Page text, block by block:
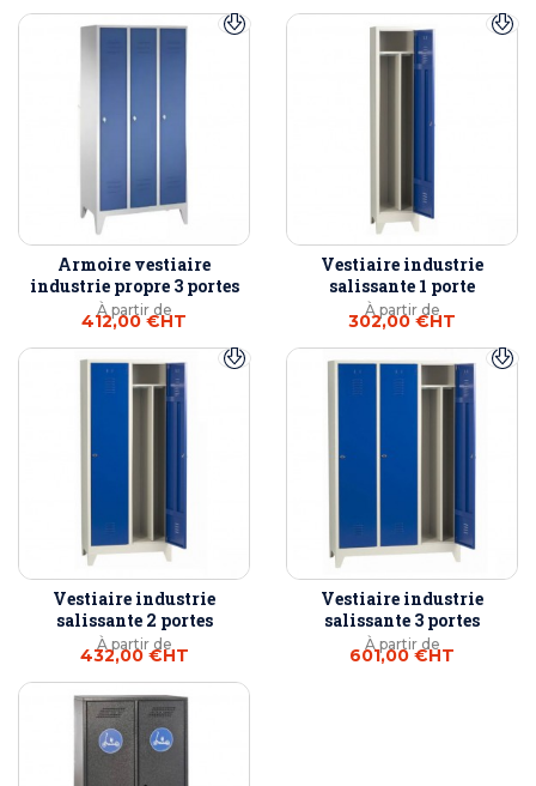
Armoire vestiaire
industrie propre 3 portes
À partir de
412,00 €HT
Vestiaire industrie
salissante 1 porte
À partir de
302,00 €HT
Vestiaire industrie
salissante 2 portes
À partir de
432,00 €HT
Vestiaire industrie
salissante 3 portes
À partir de
601,00 €HT